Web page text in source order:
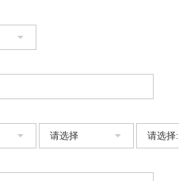
请选择 请选择: